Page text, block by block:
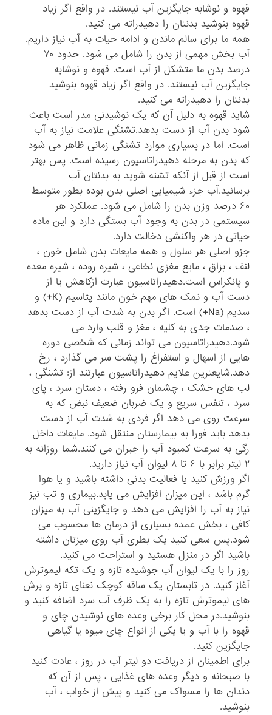
قهوه و نوشابه جایگزین آب نیستند. در واقع اگر زیاد
قهوه بنوشید بدنتان را دهیدراته می کنید.
همه ما برای سالم ماندن و ادامه حیات به آب نیاز داریم.
آب بخش مهمی از بدن را شامل می شود. حدود ۷۰
درصد بدن ما متشکل از آب است. قهوه و نوشابه
جایگزین آب نیستند. در واقع اگر زیاد قهوه بنوشید
بدنتان را دهیدراته می کنید.
شاید قهوه به دلیل آن که یک نوشیدنی مدر است باعث
شود بدن آب از دست بدهد.تشنگی علامت نیاز به آب
است. اما در بسیاری موارد تشنگی زمانی ظاهر می شود
که بدن به مرحله دهیدراتاسیون رسیده است. پس بهتر
است از قبل از آنکه تشنه شوید به بدنتان آب
برسانید.آب جزء شیمیایی اصلی بدن بوده بطور متوسط
۶۰ درصد وزن بدن را شامل می شود. عملکرد هر
سیستمی در بدن به وجود آب بستگی دارد و این ماده
حیاتی در هر واکنشی دخالت دارد.
جزو اصلی هر سلول و همه مایعات بدن شامل خون ،
لنف ، بزاق ، مایع مغزی نخاعی ، شیره روده ، شیره معده
و پانکراس است.دهیدراتاسیون عبارت ازکاهش یا از
دست آب و نمک های مهم خون مانند پتاسیم (K+) و
سدیم (Na+) است. اگر بدن به شدت آب از دست بدهد
، صدمات جدی به کلیه ، مغز و قلب وارد می
شود.دهیدراتاسیون می تواند زمانی که شخصی دوره
هایی از اسهال و استفراغ را پشت سر می گذارد ، رخ
دهد.شایعترین علایم دهیدراتاسیون عبارتند از: تشنگی ،
لب های خشک ، چشمان فرو رفته ، دستان سرد ، پای
سرد ، تنفس سریع و یک ضربان ضعیف نبض که به
سرعت روی می دهد اگر فردی به شدت آب از دست
بدهد باید فورا به بیمارستان منتقل شود. مایعات داخل
رگی به سرعت کمبود آب را جبران می کنند.شما روزانه به
۲ لیتر برابر با ۶ تا ۸ لیوان آب نیاز دارید.
اگر ورزش کنید یا فعالیت بدنی داشته باشید و یا هوا
گرم باشد ، این میزان افزایش می یابد.بیماری و تب نیز
نیاز به آب را افزایش می دهد و جایگزینی آب به میزان
کافی ، بخش عمده بسیاری از درمان ها محسوب می
شود.پس سعی کنید یک بطری آب روی میزتان داشته
باشید اگر در منزل هستید و استراحت می کنید.
روز را با یک لیوان آب جوشیده تازه و یک تکه لیموترش
آغاز کنید. در تابستان یک ساقه کوچک نعنای تازه و برش
های لیموترش تازه را به یک ظرف آب سرد اضافه کنید و
بنوشید.در محل کار برخی وعده های نوشیدن چای و
قهوه را با آب و یا یکی از انواع چای میوه یا گیاهی
جایگزین کنید.
برای اطمینان از دریافت دو لیتر آب در روز ، عادت کنید
با صبحانه و دیگر وعده های غذایی ، پس از آن که
دندان ها را مسواک می کنید و پیش از خواب ، آب
بنوشید.